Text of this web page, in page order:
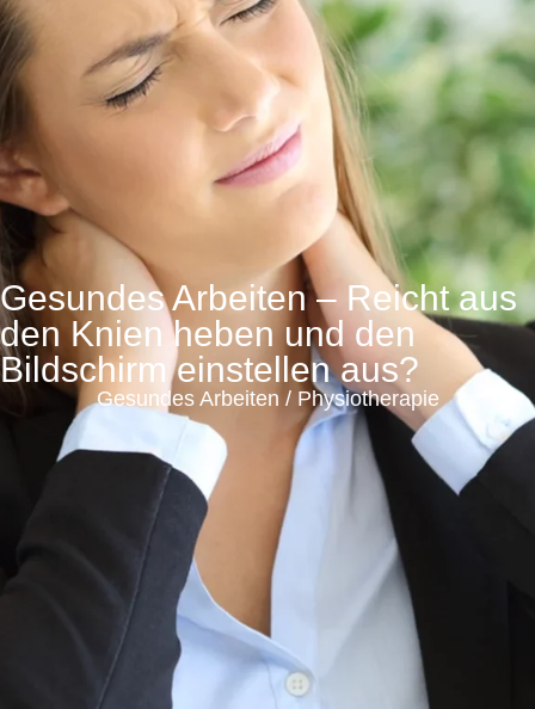
Gesundes Arbeiten – Reicht aus
den Knien heben und den
Bildschirm einstellen aus?
Gesundes Arbeiten / Physiotherapie